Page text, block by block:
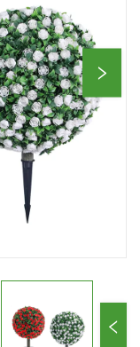
الأخبار
تنزيل
اتصل بنا